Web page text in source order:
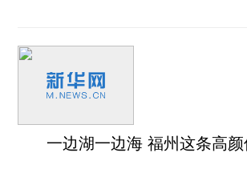
一边湖一边海 福州这条高